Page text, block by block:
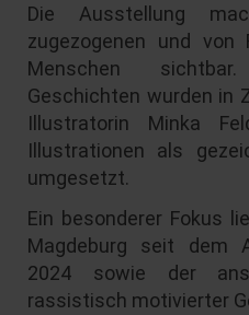
Die Ausstellung
zugezogenen und von
Menschen
Geschichten wurden in
Illustratorin Minka
Illustrationen als
umgesetzt.
Ein besonderer Fokus
Magdeburg seit dem
2024 sowie der
rassistisch motivierter